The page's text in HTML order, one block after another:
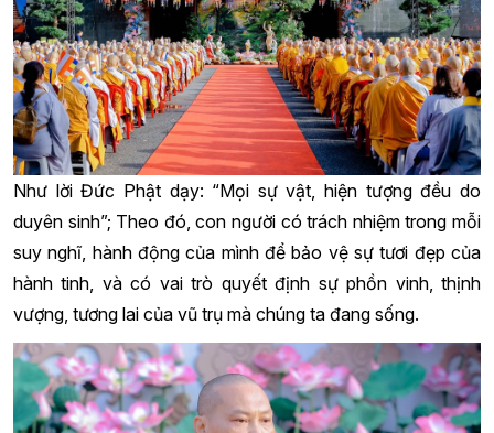
Như lời Đức Phật dạy: “Mọi sự vật, hiện tượng đều do
duyên sinh”; Theo đó, con người có trách nhiệm trong mỗi
suy nghĩ, hành động của mình để bảo vệ sự tươi đẹp của
hành tinh, và có vai trò quyết định sự phồn vinh, thịnh
vượng, tương lai của vũ trụ mà chúng ta đang sống.